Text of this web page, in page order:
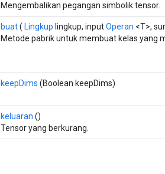
Mengembalikan pegangan simbolik tensor.
buat( Lingkup lingkup, inputOperan <T>,
Metode pabrik untuk membuat kelas yang
keepDims (Boolean keepDims)
keluaran ()
Tensor yang berkurang.